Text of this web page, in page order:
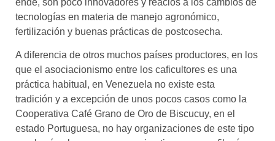
ende, son poco innovadores y reacios a los cambios de
tecnologías en materia de manejo agronómico,
fertilización y buenas prácticas de postcosecha.
A diferencia de otros muchos países productores, en los
que el asociacionismo entre los caficultores es una
práctica habitual, en Venezuela no existe esta
tradición y a excepción de unos pocos casos como la
Cooperativa Café Grano de Oro de Biscucuy, en el
estado Portuguesa, no hay organizaciones de este tipo